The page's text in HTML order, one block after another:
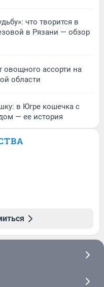
что творится в
в Рязани — обзор
овощного ассорти на
области
в Югре кошечка с
— ее история